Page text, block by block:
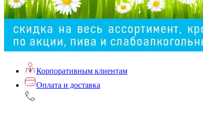
Корпоративным клиентам
Оплата и доставка